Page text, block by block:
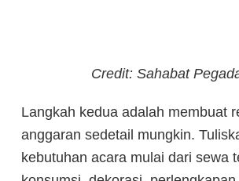
Credit: Sahabat
Langkah kedua adalah membuat
anggaran sedetail mungkin.
kebutuhan acara mulai dari sewa